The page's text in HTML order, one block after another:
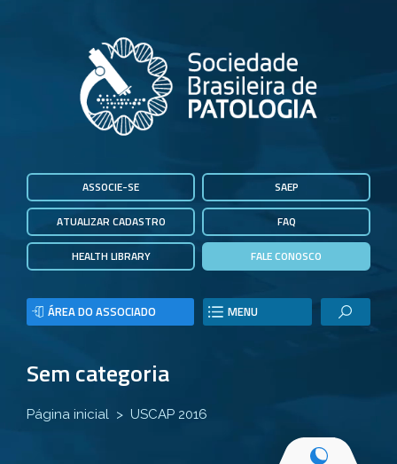
ASSOCIE-SE
ATUALIZAR CADASTRO
HEALTH LIBRARY
SAEP
FAQ
FALE CONOSCO
ÁREA DO ASSOCIADO MENU
Sem categoria
Página inicial USCAP 2016